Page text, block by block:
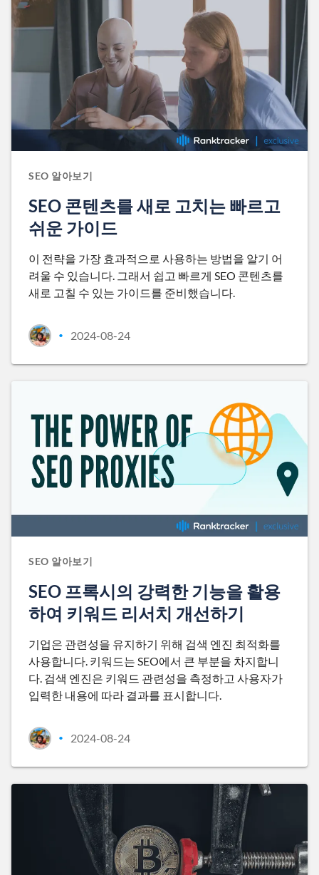
SEO 알아보기
SEO 콘텐츠를 새로 고치는 빠르고
쉬운 가이드
이 전략을 가장 효과적으로 사용하는 방법을 알기 어
려울 수 있습니다. 그래서 쉽고 빠르게 SEO 콘텐츠를
새로 고칠 수 있는 가이드를 준비했습니다.
• 2024-08-24
SEO 알아보기
SEO 프록시의 강력한 기능을 활용
하여 키워드 리서치 개선하기
기업은 관련성을 유지하기 위해 검색 엔진 최적화를
사용합니다. 키워드는 SEO에서 큰 부분을 차지합니
다. 검색 엔진은 키워드 관련성을 측정하고 사용자가
입력한 내용에 따라 결과를 표시합니다.
• 2024-08-24